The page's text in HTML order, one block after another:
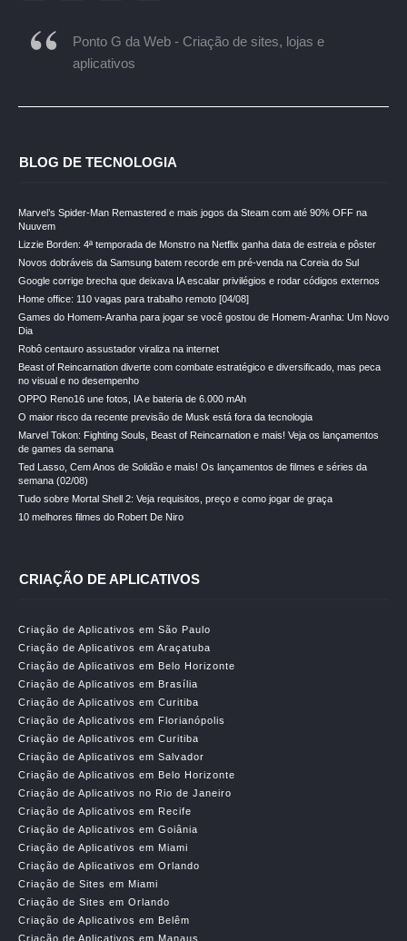
Ponto G da Web - Criação de sites, lojas e
aplicativos
BLOG DE TECNOLOGIA
Marvel’s Spider-Man Remastered e mais jogos da Steam com até 90% OFF na
Nuuvem
Lizzie Borden: 4ª temporada de Monstro na Netflix ganha data de estreia e pôster
Novos dobráveis da Samsung batem recorde em pré-venda na Coreia do Sul
Google corrige brecha que deixava IA escalar privilégios e rodar códigos externos
Home office: 110 vagas para trabalho remoto [04/08]
Games do Homem-Aranha para jogar se você gostou de Homem-Aranha: Um Novo
Dia
Robô centauro assustador viraliza na internet
Beast of Reincarnation diverte com combate estratégico e diversificado, mas peca
no visual e no desempenho
OPPO Reno16 une fotos, IA e bateria de 6.000 mAh
O maior risco da recente previsão de Musk está fora da tecnologia
Marvel Tokon: Fighting Souls, Beast of Reincarnation e mais! Veja os lançamentos
de games da semana
Ted Lasso, Cem Anos de Solidão e mais! Os lançamentos de filmes e séries da
semana (02/08)
Tudo sobre Mortal Shell 2: Veja requisitos, preço e como jogar de graça
10 melhores filmes do Robert De Niro
CRIAÇÃO DE APLICATIVOS
Criação de Aplicativos em São Paulo
Criação de Aplicativos em Araçatuba
Criação de Aplicativos em Belo Horizonte
Criação de Aplicativos em Brasília
Criação de Aplicativos em Curitiba
Criação de Aplicativos em Florianópolis
Criação de Aplicativos em Curitiba
Criação de Aplicativos em Salvador
Criação de Aplicativos em Belo Horizonte
Criação de Aplicativos no Rio de Janeiro
Criação de Aplicativos em Recife
Criação de Aplicativos em Goiânia
Criação de Aplicativos em Miami
Criação de Aplicativos em Orlando
Criação de Sites em Miami
Criação de Sites em Orlando
Criação de Aplicativos em Belêm
Criação de Aplicativos em Manaus